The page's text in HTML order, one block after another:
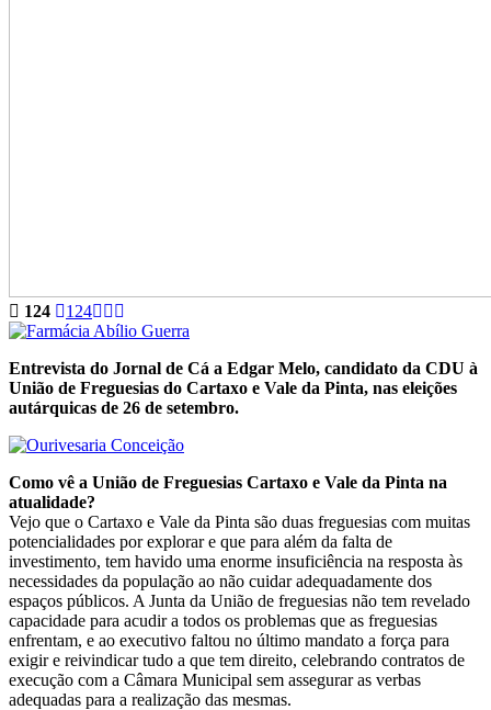
124 124
Entrevista do Jornal de Cá a Edgar Melo, candidato da CDU à
União de Freguesias do Cartaxo e Vale da Pinta, nas eleições
autárquicas de 26 de setembro.
Como vê a União de Freguesias Cartaxo e Vale da Pinta na
atualidade?
Vejo que o Cartaxo e Vale da Pinta são duas freguesias com muitas
potencialidades por explorar e que para além da falta de
investimento, tem havido uma enorme insuficiência na resposta às
necessidades da população ao não cuidar adequadamente dos
espaços públicos. A Junta da União de freguesias não tem revelado
capacidade para acudir a todos os problemas que as freguesias
enfrentam, e ao executivo faltou no último mandato a força para
exigir e reivindicar tudo a que tem direito, celebrando contratos de
execução com a Câmara Municipal sem assegurar as verbas
adequadas para a realização das mesmas.